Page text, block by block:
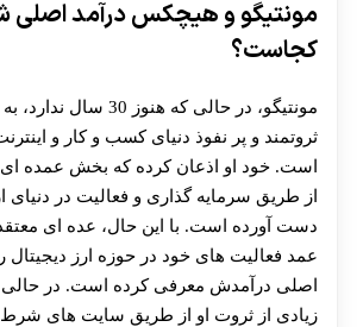
مونتیگو و هیچکس درآمد اصلی
کجاست؟
مونتیگو، در حالی که هنوز 30
ثروتمند و پر نفوذ دنیای کسب‌ و کار و
است. خود او اذعان کرده که بخش عمده‌ ای
از طریق سرمایه‌ گذاری و فعالیت در دنیای
دست آورده است. با این حال، عده‌ ای
عمد فعالیت‌ های خود در حوزه ارز دیجیتال
اصلی درآمدش معرفی کرده است. در
زیادی از ثروت او از طریق سایت‌ های